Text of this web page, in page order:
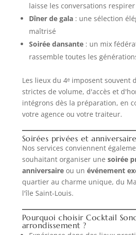
laisse les conversations respirer
Dîner de gala: une sélection
maîtrisé
Soirée dansante: un mix
rassemble toutes les
Les lieux du 4ᵉ imposent souvent
strictes de volume, d'accès et
intégrons dès la préparation, en
votre agence ou votre traiteur.
Soirées privées et
Nos services conviennent
souhaitant organiser une soirée
anniversaireou un événement
quartier au charme unique, du
l'île Saint-Louis.
Pourquoi choisir Cocktail
arrondissement ?